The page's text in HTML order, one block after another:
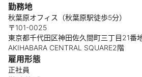
勤務地
秋葉原オフィス（秋葉原駅徒歩5分）
〒101-0025
東京都千代田区神田佐久間町三丁目21番
AKIHABARA CENTRAL SQUARE2階
雇用形態
正社員